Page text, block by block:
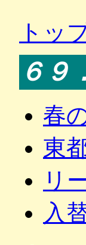
トッ
６９
春
東
リ
入